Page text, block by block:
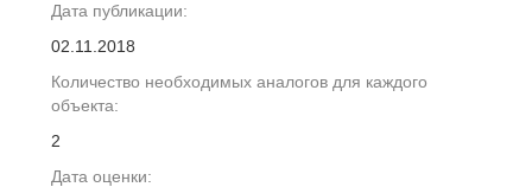
Дата публикации:
02.11.2018
Количество необходимых аналогов для каждого
объекта:
2
Дата оценки: